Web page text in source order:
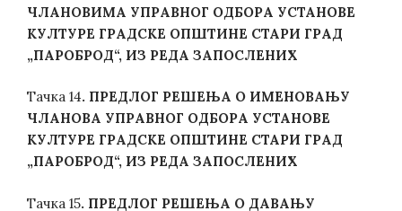
ЧЛАНОВИМА УПРАВНОГ ОДБОРА УСТАНОВЕ
КУЛТУРЕ ГРАДСКЕ ОПШТИНЕ СТАРИ ГРАД
„ПАРОБРОД“, ИЗ РЕДА ЗАПОСЛЕНИХ
Тачка 14. ПРЕДЛОГ РЕШЕЊА О ИМЕНОВАЊУ
ЧЛАНОВА УПРАВНОГ ОДБОРА УСТАНОВЕ
КУЛТУРЕ ГРАДСКЕ ОПШТИНЕ СТАРИ ГРАД
„ПАРОБРОД“, ИЗ РЕДА ЗАПОСЛЕНИХ
Тачка 15. ПРЕДЛОГ РЕШЕЊА О ДАВАЊУ